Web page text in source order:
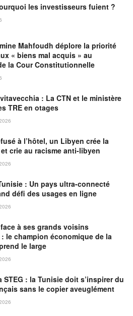
les investisseurs fuient ?
Mahfoudh déplore la priorité
« biens mal acquis » au
la Cour Constitutionnelle
: La CTN et le ministère
TRE en otages
à l’hôtel, un Libyen crée la
crie au racisme anti-libyen
: Un pays ultra-connecté
défi des usages en ligne
face à ses grands voisins
le champion économique de la
le large
STEG : la Tunisie doit s’inspirer du
sans le copier aveuglément